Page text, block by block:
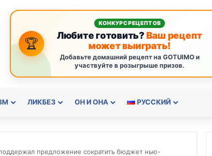
🏆
КОНКУРС РЕЦЕПТОВ
Любите готовить?Ваш рецепт
может выиграть!
Добавьте домашний рецепт на GOTUIMO и
участвуйте в розыгрыше призов.
ЛИКБЕЗ ОН И ОНА РУССКИЙ
предложение сократить бюджет нью-